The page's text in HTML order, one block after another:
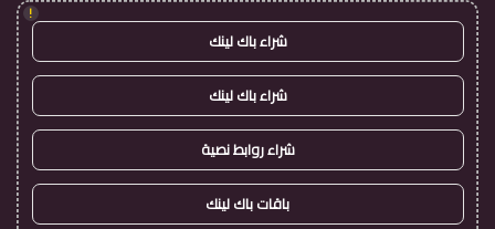
!
شراء باك لينك
شراء باك لينك
شراء روابط نصية
باقات باك لينك